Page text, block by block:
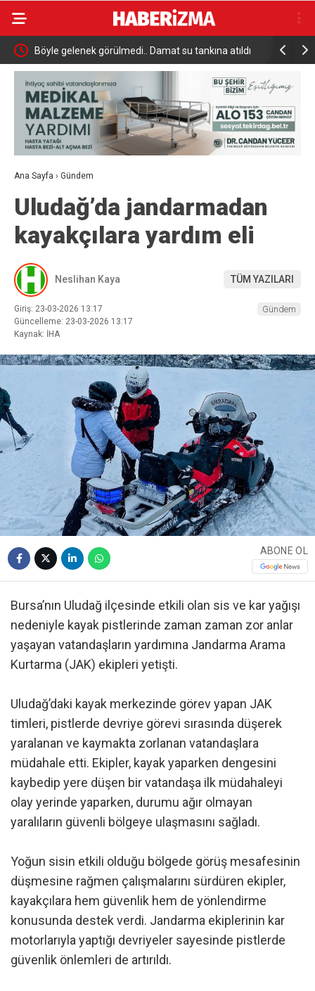
Böyle gelenek görülmedi.. Damat su tankına atıldı Denizde
Kiralama
Ana Sayfa › Gündem
Uludağ’da jandarmadan
kayakçılara yardım eli
Neslihan Kaya TÜM YAZILARI
Giriş: 23-03-2026 13:17
Güncelleme: 23-03-2026 13:17
Kaynak: İHA
Gündem
ABONE OL
Bursa’nın Uludağ ilçesinde etkili olan sis ve kar yağışı
nedeniyle kayak pistlerinde zaman zaman zor anlar
yaşayan vatandaşların yardımına Jandarma Arama
Kurtarma (JAK) ekipleri yetişti.
Uludağ’daki kayak merkezinde görev yapan JAK
timleri, pistlerde devriye görevi sırasında düşerek
yaralanan ve kaymakta zorlanan vatandaşlara
müdahale etti. Ekipler, kayak yaparken dengesini
kaybedip yere düşen bir vatandaşa ilk müdahaleyi
olay yerinde yaparken, durumu ağır olmayan
yaralıların güvenli bölgeye ulaşmasını sağladı.
Yoğun sisin etkili olduğu bölgede görüş mesafesinin
düşmesine rağmen çalışmalarını sürdüren ekipler,
kayakçılara hem güvenlik hem de yönlendirme
konusunda destek verdi. Jandarma ekiplerinin kar
motorlarıyla yaptığı devriyeler sayesinde pistlerde
güvenlik önlemleri de artırıldı.